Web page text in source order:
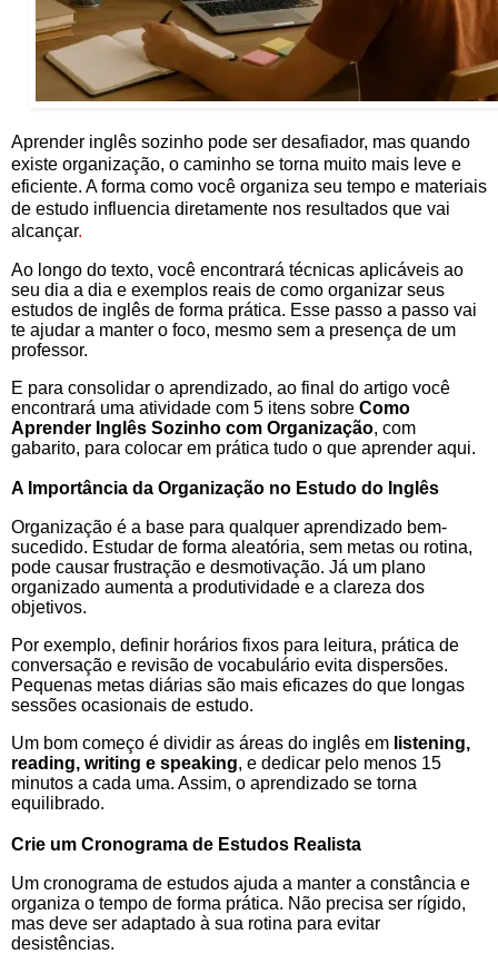
Aprender inglês sozinho pode ser desafiador, mas quando
existe organização, o caminho se torna muito mais leve e
eficiente. A forma como você organiza seu tempo e materiais
de estudo influencia diretamente nos resultados que vai
alcançar.
Ao longo do texto, você encontrará técnicas aplicáveis ao
seu dia a dia e exemplos reais de como organizar seus
estudos de inglês de forma prática. Esse passo a passo vai
te ajudar a manter o foco, mesmo sem a presença de um
professor.
E para consolidar o aprendizado, ao final do artigo você
encontrará uma atividade com 5 itens sobre Como
Aprender Inglês Sozinho com Organização, com
gabarito, para colocar em prática tudo o que aprender aqui.
A Importância da Organização no Estudo do Inglês
Organização é a base para qualquer aprendizado bem-
sucedido. Estudar de forma aleatória, sem metas ou rotina,
pode causar frustração e desmotivação. Já um plano
organizado aumenta a produtividade e a clareza dos
objetivos.
Por exemplo, definir horários fixos para leitura, prática de
conversação e revisão de vocabulário evita dispersões.
Pequenas metas diárias são mais eficazes do que longas
sessões ocasionais de estudo.
Um bom começo é dividir as áreas do inglês em listening,
reading, writing e speaking, e dedicar pelo menos 15
minutos a cada uma. Assim, o aprendizado se torna
equilibrado.
Crie um Cronograma de Estudos Realista
Um cronograma de estudos ajuda a manter a constância e
organiza o tempo de forma prática. Não precisa ser rígido,
mas deve ser adaptado à sua rotina para evitar
desistências.